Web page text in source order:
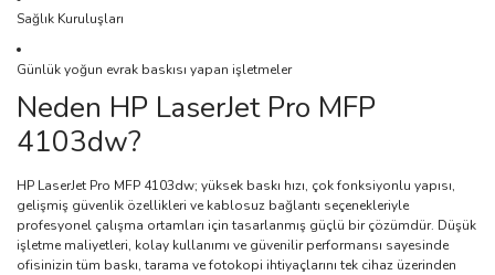
Sağlık Kuruluşları
Günlük yoğun evrak baskısı yapan işletmeler
Neden HP LaserJet Pro MFP
4103dw?
HP LaserJet Pro MFP 4103dw; yüksek baskı hızı, çok fonksiyonlu yapısı,
gelişmiş güvenlik özellikleri ve kablosuz bağlantı seçenekleriyle
profesyonel çalışma ortamları için tasarlanmış güçlü bir çözümdür. Düşük
işletme maliyetleri, kolay kullanımı ve güvenilir performansı sayesinde
ofisinizin tüm baskı, tarama ve fotokopi ihtiyaçlarını tek cihaz üzerinden